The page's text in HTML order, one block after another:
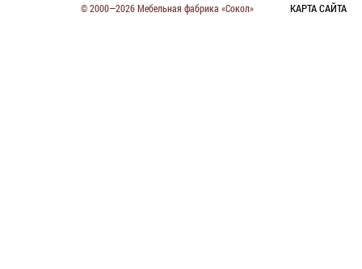
© 2000—2026 Мебельная фабрика «Сокол» КАРТА САЙТА